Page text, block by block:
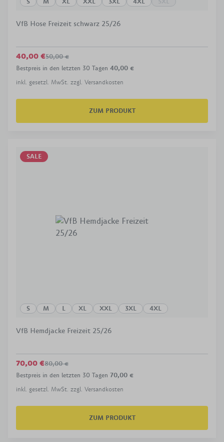
S M XL XXL 3XL 4XL
VfB Hose Freizeit schwarz 25/26
40,00 €50,00 €
Bestpreis in den letzten 30 Tagen 40,00 €
inkl. gesetzl. MwSt. zzgl. Versandkosten
ZUM PRODUKT
SALE
S M L XL XXL 3XL 4XL
VfB Hemdjacke Freizeit 25/26
70,00 €80,00 €
Bestpreis in den letzten 30 Tagen 70,00 €
inkl. gesetzl. MwSt. zzgl. Versandkosten
ZUM PRODUKT